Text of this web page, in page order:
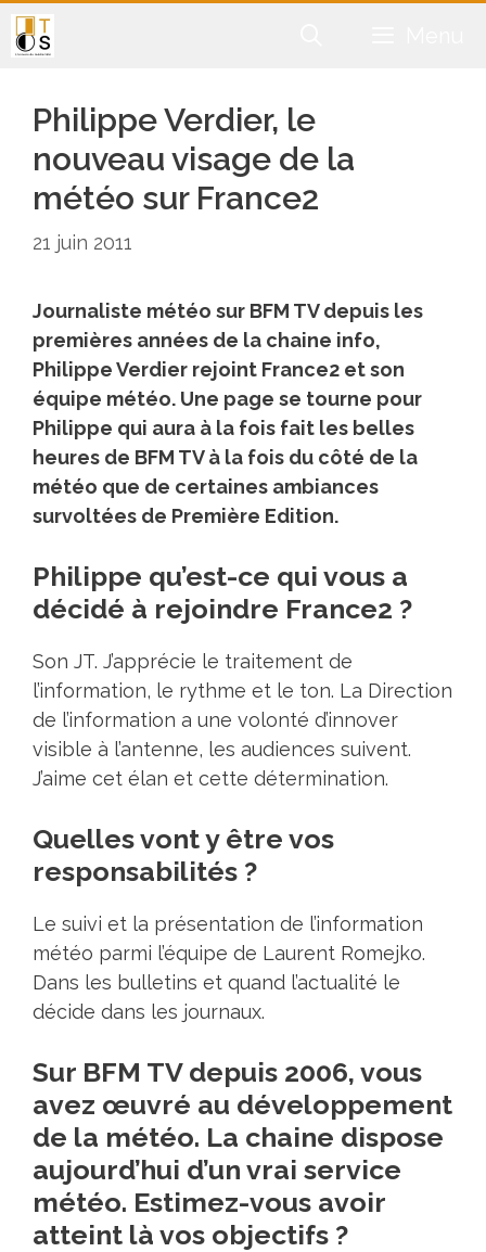
Aller
au
Philippe Verdier, le
nouveau visage de la
météo sur France2
21 juin 2011
Journaliste météo sur BFM TV depuis les
premières années de la chaine info,
Philippe Verdier rejoint France2 et son
équipe météo. Une page se tourne pour
Philippe qui aura à la fois fait les belles
heures de BFM TV à la fois du côté de la
météo que de certaines ambiances
survoltées de Première Edition.
Philippe qu’est-ce qui vous a
décidé à rejoindre France2 ?
Son JT. J’apprécie le traitement de
l’information, le rythme et le ton. La Direction
de l’information a une volonté d’innover
visible à l’antenne, les audiences suivent.
J’aime cet élan et cette détermination.
Quelles vont y être vos
responsabilités ?
Le suivi et la présentation de l’information
météo parmi l’équipe de Laurent Romejko.
Dans les bulletins et quand l’actualité le
décide dans les journaux.
Sur BFM TV depuis 2006, vous
avez œuvré au développement
de la météo. La chaine dispose
aujourd’hui d’un vrai service
météo. Estimez-vous avoir
atteint là vos objectifs ?